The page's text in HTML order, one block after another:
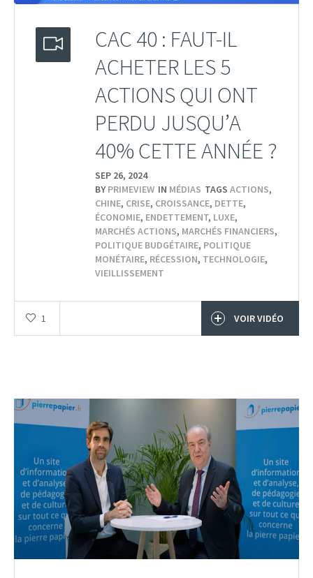
CAC 40 : FAUT-IL
ACHETER LES 5
ACTIONS QUI ONT
PERDU JUSQU’A
40% CETTE ANNÉE ?
SEP 26, 2024
BYPRIMEVIEW IN MÉDIAS TAGS ACTIONS,
CHINE, CRISE, CROISSANCE, DETTE,
ÉCONOMIE, ENDETTEMENT, LUXE,
MARCHÉS ACTIONS, MARCHÉS FINANCIERS,
POLITIQUE BUDGÉTAIRE, POLITIQUE
MONÉTAIRE, RÉCESSION, TECHNOLOGIE,
VIEILLISSEMENT
1 VOIR VIDÉO